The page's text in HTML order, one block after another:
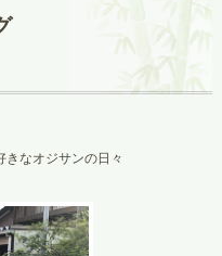
きなオジサンの日々